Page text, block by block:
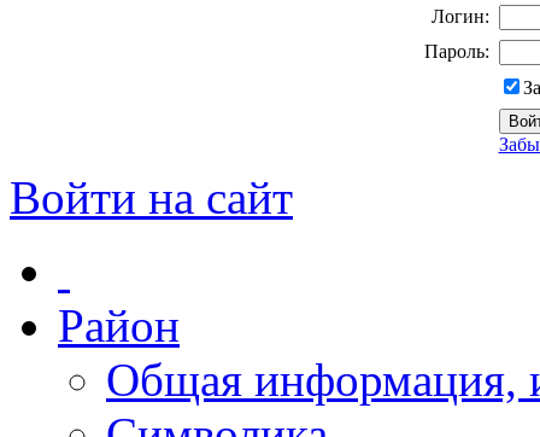
Логин:
Пароль:
Войти на сайт
Район
Общая информация,